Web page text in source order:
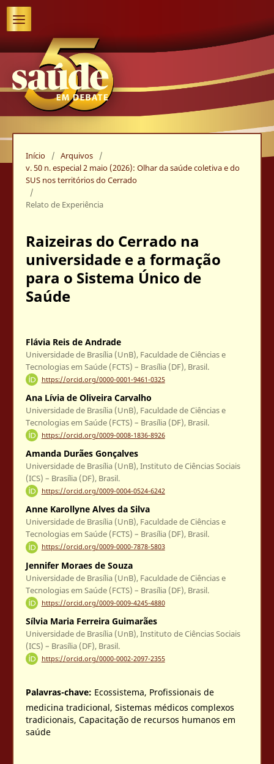
Início / Arquivos
/
v. 50 n. especial 2 maio (2026): Olhar da saúde coletiva e do
SUS nos territórios do Cerrado
/
Relato de Experiência
Raizeiras do Cerrado na
universidade e a formação
para o Sistema Único de
Saúde
Flávia Reis de Andrade
Universidade de Brasília (UnB), Faculdade de Ciências e
Tecnologias em Saúde (FCTS) – Brasília (DF), Brasil.
https://orcid.org/0000-0001-9461-0325
Ana Lívia de Oliveira Carvalho
Universidade de Brasília (UnB), Faculdade de Ciências e
Tecnologias em Saúde (FCTS) – Brasília (DF), Brasil.
https://orcid.org/0009-0008-1836-8926
Amanda Durães Gonçalves
Universidade de Brasília (UnB), Instituto de Ciências Sociais
(ICS) – Brasília (DF), Brasil.
https://orcid.org/0009-0004-0524-6242
Anne Karollyne Alves da Silva
Universidade de Brasília (UnB), Faculdade de Ciências e
Tecnologias em Saúde (FCTS) – Brasília (DF), Brasil.
https://orcid.org/0009-0000-7878-5803
Jennifer Moraes de Souza
Universidade de Brasília (UnB), Faculdade de Ciências e
Tecnologias em Saúde (FCTS) – Brasília (DF), Brasil.
https://orcid.org/0009-0009-4245-4880
Sílvia Maria Ferreira Guimarães
Universidade de Brasília (UnB), Instituto de Ciências Sociais
(ICS) – Brasília (DF), Brasil.
https://orcid.org/0000-0002-2097-2355
Palavras-chave: Ecossistema, Profissionais de
medicina tradicional, Sistemas médicos complexos
tradicionais, Capacitação de recursos humanos em
saúde